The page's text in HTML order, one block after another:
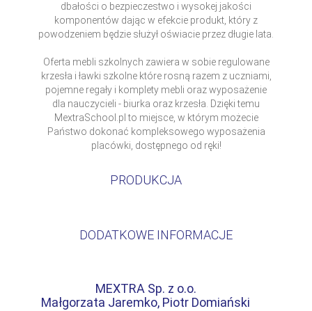
dbałości o bezpieczestwo i wysokej jakości
komponentów dając w efekcie produkt, który z
powodzeniem będzie służył oświacie przez długie lata.
Oferta mebli szkolnych zawiera w sobie regulowane
krzesła i ławki szkolne które rosną razem z uczniami,
pojemne regały i komplety mebli oraz wyposażenie
dla nauczycieli - biurka oraz krzesła. Dzięki temu
MextraSchool.pl to miejsce, w którym możecie
Państwo dokonać kompleksowego wyposażenia
placówki, dostępnego od ręki!
PRODUKCJA
DODATKOWE INFORMACJE
MEXTRA Sp. z o.o.
Małgorzata Jaremko, Piotr Domiański